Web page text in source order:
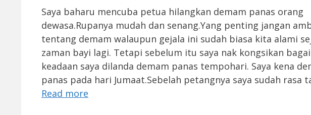
Saya baharu mencuba petua hilangkan demam panas orang
dewasa.Rupanya mudah dan senang.Yang penting jangan
tentang demam walaupun gejala ini sudah biasa kita alami
zaman bayi lagi. Tetapi sebelum itu saya nak kongsikan
keadaan saya dilanda demam panas tempohari. Saya kena
panas pada hari Jumaat.Sebelah petangnya saya sudah rasa
Read more